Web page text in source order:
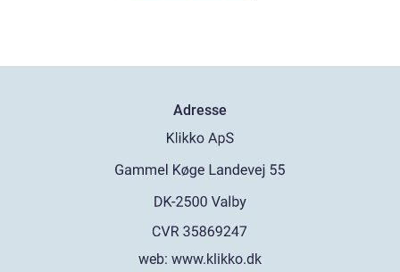
Adresse
web: www.klikko.dk